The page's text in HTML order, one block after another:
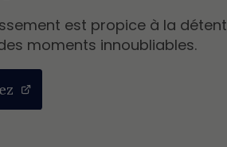
est propice à la
moments innoubliables.